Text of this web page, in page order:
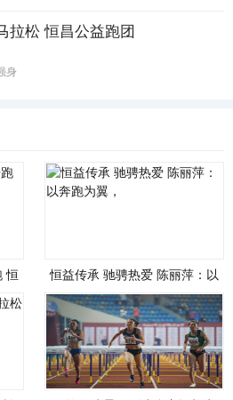
拉松 恒昌公益跑团
身
恒
恒益传承 驰骋热爱 陈丽萍：以
奔跑为翼，